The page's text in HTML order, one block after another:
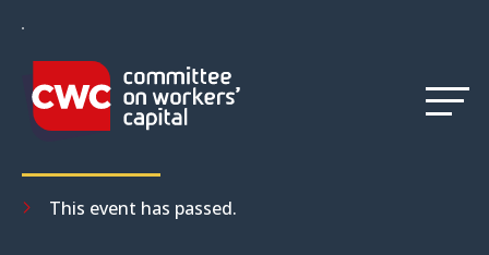
Menu
This event has passed.